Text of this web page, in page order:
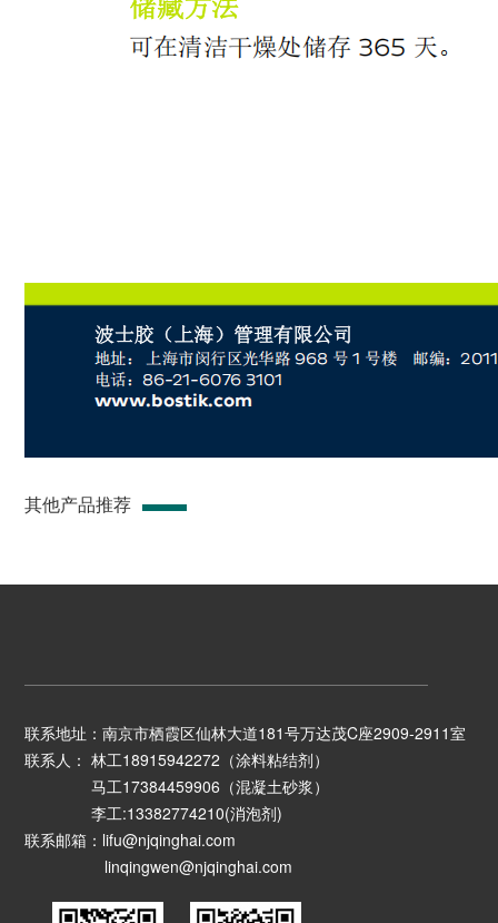
其他产品推荐
联系地址：南京市栖霞区仙林大道181号万达茂C座2909-2911室
联系人： 林工18915942272（涂料粘结剂）
马工17384459906（混凝土砂浆）
李工:13382774210(消泡剂)
联系邮箱：lifu@njqinghai.com
linqingwen@njqinghai.com